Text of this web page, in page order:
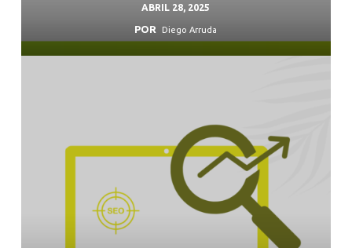
ABRIL 28, 2025
POR Diego Arruda